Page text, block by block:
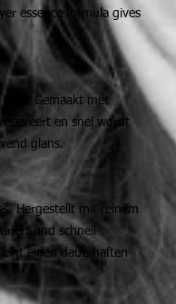
essence formula gives
Gemaakt met
en snel wordt
glans.
Hergestellt mit reinem
und schnell
einen dauerhaften